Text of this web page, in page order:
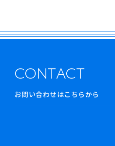
CONTACT
お問い合わせはこちらから